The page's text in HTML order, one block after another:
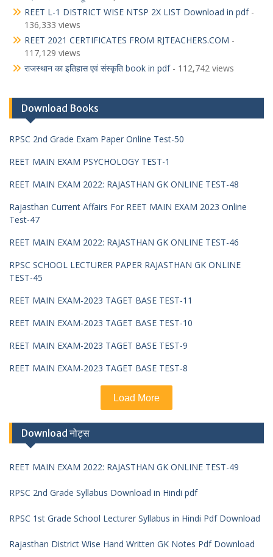
REET L-1 DISTRICT WISE NTSP 2X LIST Download in pdf-
136,333 views
REET 2021 CERTIFICATES FROM RJTEACHERS.COM -
117,129 views
राजस्थान का इतिहास एवं संस्कृति book in pdf- 112,742 views
Download Books
RPSC 2nd Grade Exam Paper Online Test-50
REET MAIN EXAM PSYCHOLOGY TEST-1
REET MAIN EXAM 2022: RAJASTHAN GK ONLINE TEST-48
Rajasthan Current Affairs For REET MAIN EXAM 2023 Online
Test-47
REET MAIN EXAM 2022: RAJASTHAN GK ONLINE TEST-46
RPSC SCHOOL LECTURER PAPER RAJASTHAN GK ONLINE
TEST-45
REET MAIN EXAM-2023 TAGET BASE TEST-11
REET MAIN EXAM-2023 TAGET BASE TEST-10
REET MAIN EXAM-2023 TAGET BASE TEST-9
REET MAIN EXAM-2023 TAGET BASE TEST-8
Load More
Download नोट्स
REET MAIN EXAM 2022: RAJASTHAN GK ONLINE TEST-49
RPSC 2nd Grade Syllabus Download in Hindi pdf
RPSC 1st Grade School Lecturer Syllabus in Hindi Pdf Download
Rajasthan District Wise Hand Written GK Notes Pdf Download